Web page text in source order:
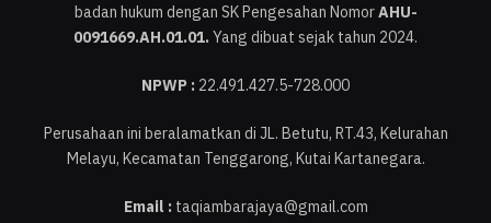
badan hukum dengan SK Pengesahan NomorAHU-
0091669.AH.01.01.Yang dibuat sejak tahun 2024.
NPWP : 22.491.427.5-728.000
Perusahaan ini beralamatkan di JL. Betutu, RT.43, Kelurahan
Melayu, Kecamatan Tenggarong, Kutai Kartanegara.
Email :taqiambarajaya@gmail.com